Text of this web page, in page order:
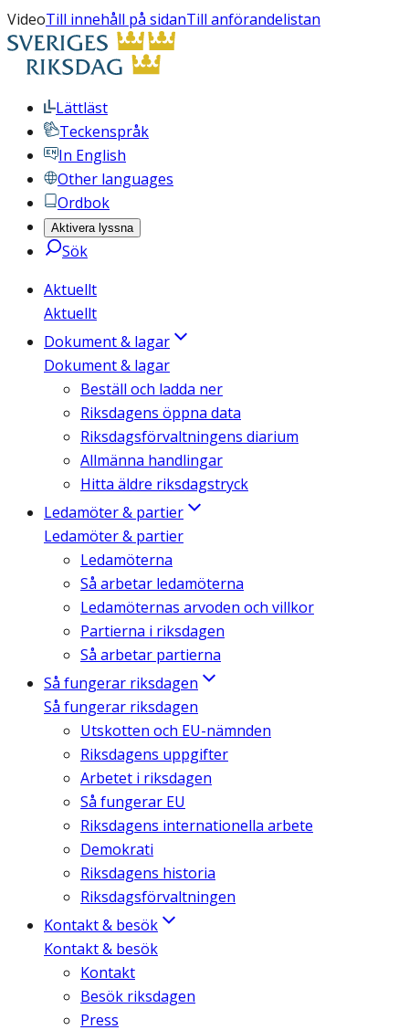
VideoTill innehåll på sidanTill anförandelistan
Lättläst
Teckenspråk
In English
Other languages
Ordbok
Aktivera lyssna
Sök
Aktuellt
Aktuellt
Dokument & lagar
Dokument & lagar
Beställ och ladda ner
Riksdagens öppna data
Riksdagsförvaltningens diarium
Allmänna handlingar
Hitta äldre riksdagstryck
Ledamöter & partier
Ledamöter & partier
Ledamöterna
Så arbetar ledamöterna
Ledamöternas arvoden och villkor
Partierna i riksdagen
Så arbetar partierna
Så fungerar riksdagen
Så fungerar riksdagen
Utskotten och EU-nämnden
Riksdagens uppgifter
Arbetet i riksdagen
Så fungerar EU
Riksdagens internationella arbete
Demokrati
Riksdagens historia
Riksdagsförvaltningen
Kontakt & besök
Kontakt & besök
Kontakt
Besök riksdagen
Press